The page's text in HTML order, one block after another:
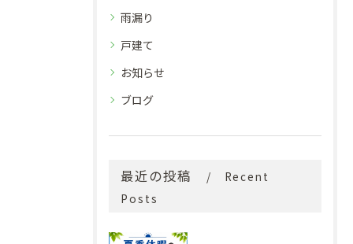
雨漏り
戸建て
お知らせ
ブログ
最近の投稿
Recent
Posts